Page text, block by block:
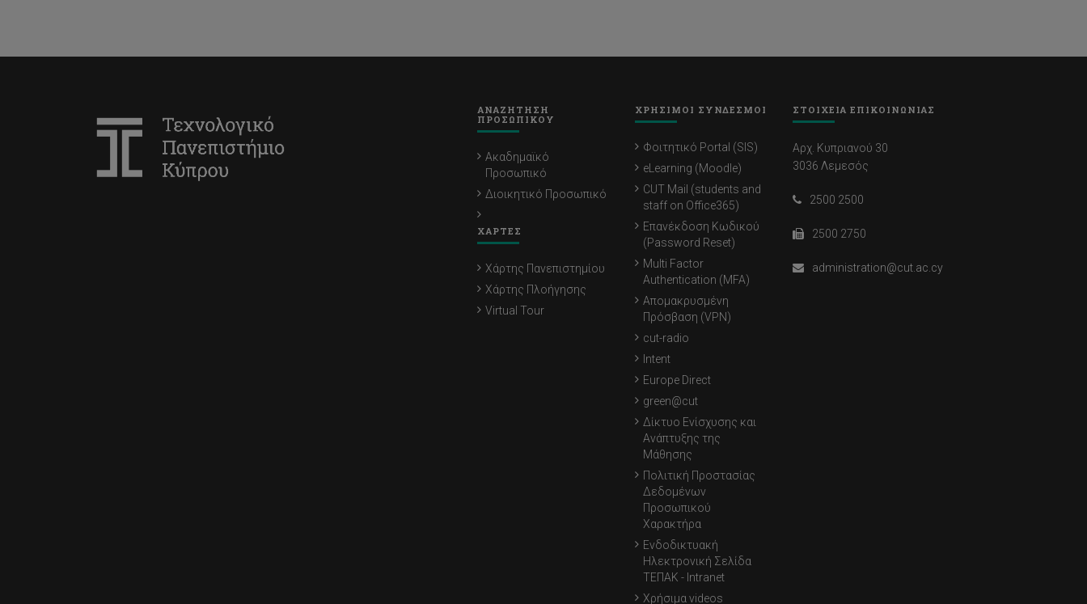
ΑΝΑΖΗΤΗΣΗ
ΠΡΟΣΩΠΙΚΟΥ
Ακαδημαϊκό
Προσωπικό
Διοικητικό Προσωπικό
ΧΑΡΤΕΣ
Χάρτης Πανεπιστημίου
Χάρτης Πλοήγησης
Virtual Tour
ΧΡΗΣΙΜΟΙ ΣΥΝΔΕΣΜΟΙ
Φοιτητικό Portal (SIS)
eLearning (Moodle)
CUT Mail (students and
staff on Office365)
Επανέκδοση Κωδικού
(Password Reset)
Multi Factor
Authentication (MFA)
Απομακρυσμένη
Πρόσβαση (VPN)
cut-radio
Intent
Europe Direct
green@cut
Δίκτυο Ενίσχυσης και
Ανάπτυξης της
Μάθησης
Πολιτική Προστασίας
Δεδομένων
Προσωπικού
Χαρακτήρα
Ενδοδικτυακή
Ηλεκτρονική Σελίδα
ΤΕΠΑΚ - Intranet
Χρήσιμα videos
ΣΤΟΙΧΕΙΑ ΕΠΙΚΟΙΝΩΝΙΑΣ
Αρχ. Κυπριανού 30
3036 Λεμεσός
2500 2500
2500 2750
administration@cut.ac.cy